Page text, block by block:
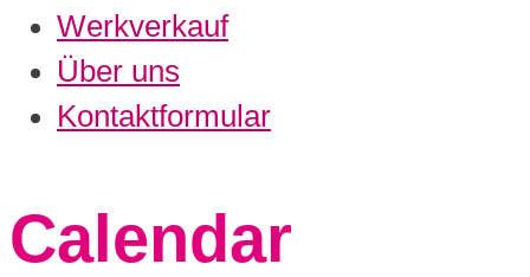
Werkverkauf
Über uns
Kontaktformular
Calendar
2:00
5:00